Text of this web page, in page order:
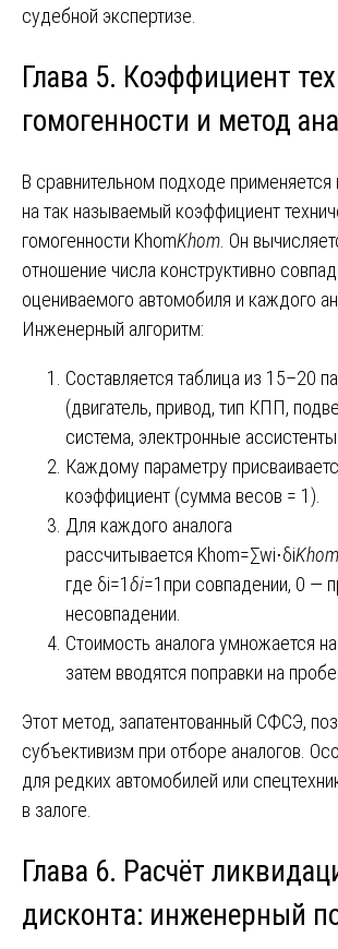
судебной экспертизе.
Глава 5. Коэффициент
гомогенности и метод
В сравнительном подходе применяется
на так называемый коэффициент
гомогенности KhomKhom ​. Он
отношение числа конструктивно
оцениваемого автомобиля и каждого
Инженерный алгоритм:
Составляется таблица из 15–20
(двигатель, привод, тип КПП,
система, электронные ассистенты
Каждому параметру
коэффициент (сумма весов = 1).
Для каждого аналога
рассчитывается Khom=∑wi⋅δiKhom
где δi=1δi​=1при совпадении, 0 —
несовпадении.
Стоимость аналога умножается
затем вводятся поправки на
Этот метод, запатентованный СФСЭ,
субъективизм при отборе аналогов.
для редких автомобилей или
в залоге.
Глава 6. Расчёт
дисконта: инженерный